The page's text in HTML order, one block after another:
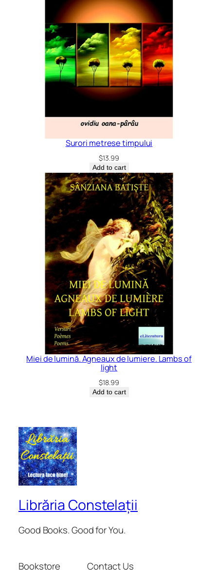
Surori metrese timpului
$13.99
Add to cart
Miei de lumină. Agneaux de lumiere. Lambs of
light
$18.99
Add to cart
Librăria Constelații
Good Books. Good for You.
Bookstore Contact Us